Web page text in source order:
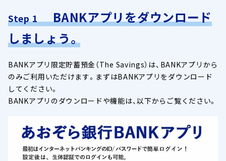
Step 1
BANKアプリをダウンロード
しましょう。
BANKアプリ限定貯蓄預金（The Savings）は、BANKアプリから
のみご利用いただけます。まずはBANKアプリをダウンロード
してください。
BANKアプリのダウンロードや機能は、以下からご覧ください。